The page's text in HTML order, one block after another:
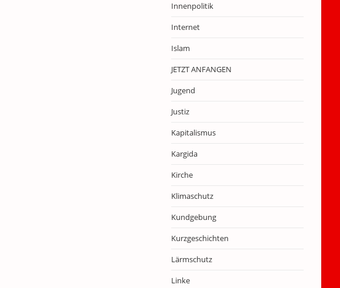
Innenpolitik
Internet
Islam
JETZT ANFANGEN
Jugend
Justiz
Kapitalismus
Kargida
Kirche
Klimaschutz
Kundgebung
Kurzgeschichten
Lärmschutz
Linke